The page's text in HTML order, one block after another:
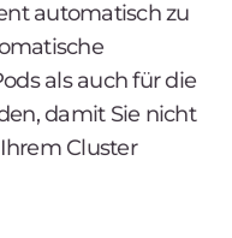
automatisch zu
als auch für die
damit Sie nicht
Cluster